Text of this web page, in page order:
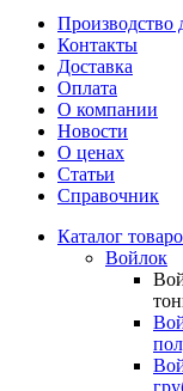
Производство
Контакты
Доставка
Оплата
О компании
Новости
О ценах
Статьи
Справочник
Каталог
Войлок